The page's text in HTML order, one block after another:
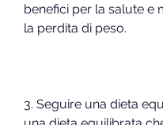
benefici per la salute e
la perdita di peso.
3. Seguire una dieta